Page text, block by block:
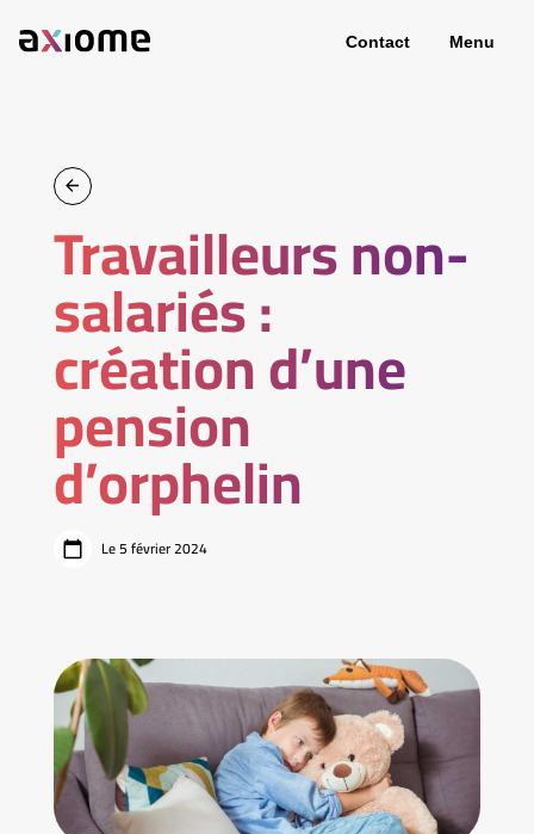
Contact Menu
Travailleurs non-
salariés :
création d’une
pension
d’orphelin
Le 5 février 2024